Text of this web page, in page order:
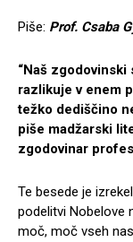
Piše: Prof. Csaba
“Naš
razlikuje v enem
težko dediščino
piše madžarski
zgodovinar
Te besede je
podelitvi Nobelove
moč, moč vseh nas